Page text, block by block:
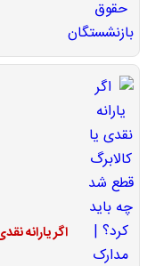
اگر یارانه